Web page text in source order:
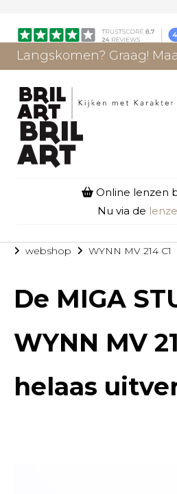
Langskomen? Graag!
Online lenzen
Nu via de
webshop WYNN MV 214 C1
De MIGA
WYNN MV
helaas